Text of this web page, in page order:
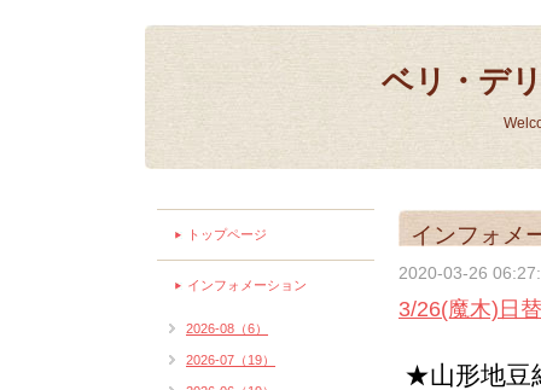
ベリ・デ
インフォメ
2020-03-26
3/26(魔木)日
★山形地豆
トップページ
インフォメーション
2026-08（6）
2026-07（19）